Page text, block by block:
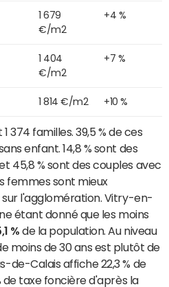
1 679
€/m2
+4 %
1 404
€/m2
+7 %
1 814 €/m2 +10 %
374 familles. 39,5 % de ces
enfant. 14,8 % sont des
45,8 % sont des couples avec
femmes sont mieux
sur l'agglomération. Vitry-en-
étant donné que les moins
% de la population. Au niveau
moins de 30 ans est plutôt de
de-Calais affiche 22,3 % de
de taxe foncière d'après la